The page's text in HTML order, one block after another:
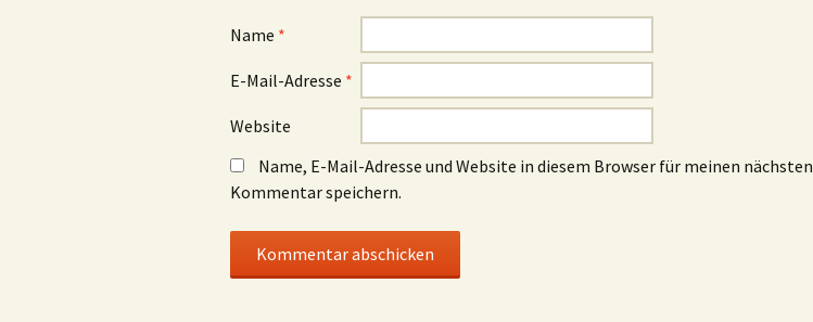
Name *
E-Mail-Adresse *
Website
Name, E-Mail-Adresse und Website in diesem Browser für meinen nächsten
Kommentar speichern.